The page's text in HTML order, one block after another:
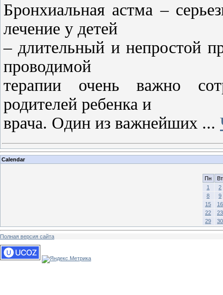
Бронхиальная астма –
лечение у детей
– длительный и непростой
проводимой
терапии очень важно
родителей ребенка и
врача. Один из важнейших ...
Calendar
Пн
Вт
1
2
8
9
15
16
22
23
29
30
Полная версия сайта